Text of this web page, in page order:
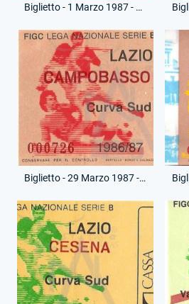
Biglietto - 1 Marzo 1987 - Campionato Serie B - Lazio-Pescara
Biglietto - 29 Marzo 1987 - Campionato Serie B - Lazio-Campobasso